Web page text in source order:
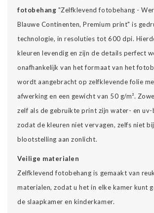
fotobehang "Zelfklevend fotobehang -
Blauwe Continenten, Premium print" is
technologie, in resoluties tot 600 dpi.
kleuren levendig en zijn de details perfect
onafhankelijk van het formaat van het
wordt aangebracht op zelfklevende folie
afwerking en een gewicht van 50 g/m².
zelf als de gebruikte print zijn water- en uv-
zodat de kleuren niet vervagen, zelfs niet
blootstelling aan zonlicht.
Veilige materialen
Zelfklevend fotobehang is gemaakt van
materialen, zodat u het in elke kamer kunt
de slaapkamer en kinderkamer.